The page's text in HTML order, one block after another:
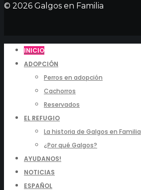
© 2026 Galgos en Familia
INICIO
ADOPCIÓN
Perros en adopción
Cachorros
Reservados
EL REFUGIO
La historia de Galgos en Familia
¿Por qué Galgos?
AYUDANOS!
NOTICIAS
ESPAÑOL